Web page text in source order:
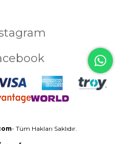
- Tüm Hakları Saklıdır.